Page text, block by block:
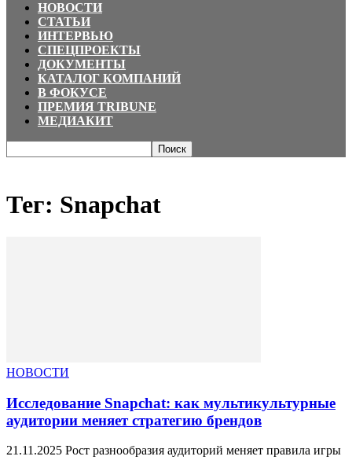
НОВОСТИ
СТАТЬИ
ИНТЕРВЬЮ
СПЕЦПРОЕКТЫ
ДОКУМЕНТЫ
КАТАЛОГ КОМПАНИЙ
В ФОКУСЕ
ПРЕМИЯ TRIBUNE
МЕДИАКИТ
Тег: Snapchat
НОВОСТИ
Исследование Snapchat: как мультикультурные
аудитории меняет стратегию брендов
21.11.2025 Рост разнообразия аудиторий меняет правила игры